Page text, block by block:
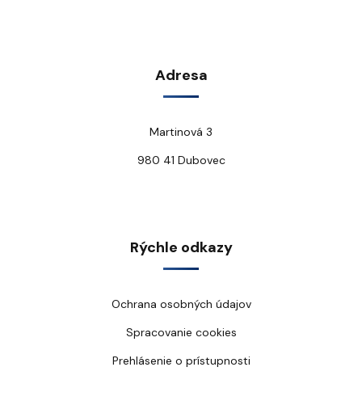
Adresa
Martinová 3
980 41 Dubovec
Rýchle odkazy
Ochrana osobných údajov
Spracovanie cookies
Prehlásenie o prístupnosti